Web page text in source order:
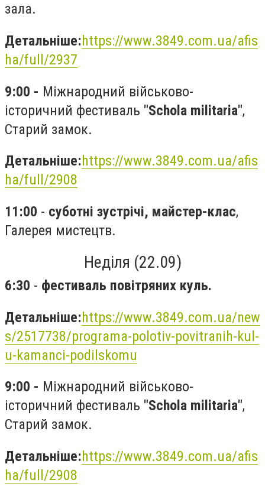
зала.
Детальніше:https://www.3849.com.ua/afis
ha/full/2937
9:00 - Міжнародний військово-
історичний фестиваль "Schola militaria",
Старий замок.
Детальніше:https://www.3849.com.ua/afis
ha/full/2908
11:00 - суботні зустрічі, майстер-клас,
Галерея мистецтв.
Неділя (22.09)
6:30 - фестиваль повітряних куль.
Детальніше:https://www.3849.com.ua/new
s/2517738/programa-polotiv-povitranih-kul-
u-kamanci-podilskomu
9:00 - Міжнародний військово-
історичний фестиваль "Schola militaria",
Старий замок.
Детальніше:https://www.3849.com.ua/afis
ha/full/2908